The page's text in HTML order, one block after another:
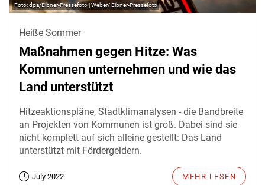
dpa/Eibner-Pressefoto | Weber/ Eibner-Pressefoto
Heiße Sommer
Maßnahmen gegen Hitze: Was
Kommunen unternehmen und wie das
Land unterstützt
Hitzeaktionspläne, Stadtklimanalysen - die Bandbreite
an Projekten von Kommunen ist groß. Dabei sind sie
nicht komplett auf sich alleine gestellt: Das Land
unterstützt mit Fördergeldern.
July 2022 MEHR LESEN